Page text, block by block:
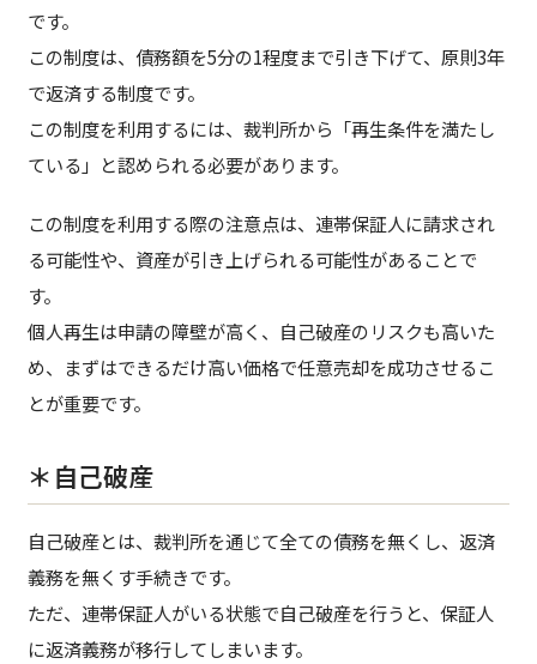
です。
この制度は、債務額を5分の1程度まで引き下げて、原則3年
で返済する制度です。
この制度を利用するには、裁判所から「再生条件を満たし
ている」と認められる必要があります。
この制度を利用する際の注意点は、連帯保証人に請求され
る可能性や、資産が引き上げられる可能性があることで
す。
個人再生は申請の障壁が高く、自己破産のリスクも高いた
め、まずはできるだけ高い価格で任意売却を成功させるこ
とが重要です。
＊自己破産
自己破産とは、裁判所を通じて全ての債務を無くし、返済
義務を無くす手続きです。
ただ、連帯保証人がいる状態で自己破産を行うと、保証人
に返済義務が移行してしまいます。